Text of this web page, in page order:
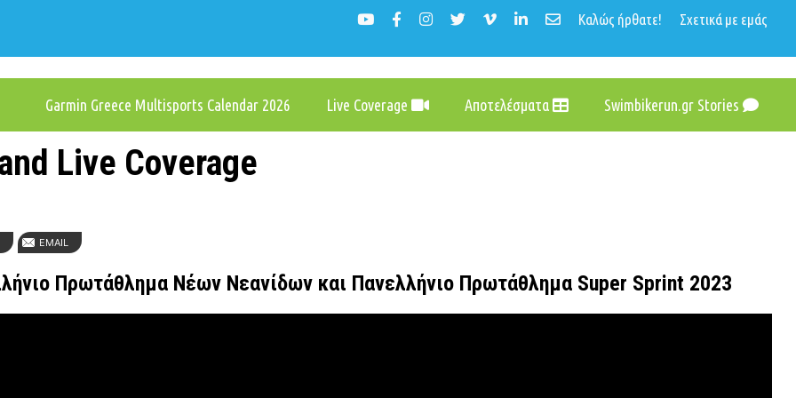
Καλώς ήρθατε! Σχετικά με εμάς
Garmin Greece Multisports Calendar 2026 Live Coverage Αποτελέσματα Swimbikerun.gr Stories
Live Coverage
EMAIL
Πρωτάθλημα Νέων Νεανίδων και Πανελλήνιο Πρωτάθλημα Super Sprint 2023